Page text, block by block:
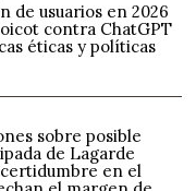
de usuarios en 2026
contra ChatGPT
éticas y políticas
sobre posible
de Lagarde
en el